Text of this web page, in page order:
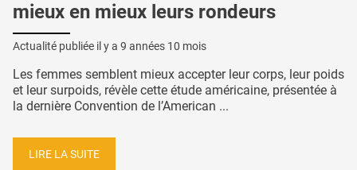
mieux en mieux leurs rondeurs
Actualité publiée il y a 9 années 10 mois
Les femmes semblent mieux accepter leur corps, leur poids
et leur surpoids, révèle cette étude américaine, présentée à
la dernière Convention de l’American ...
LIRE LA SUITE